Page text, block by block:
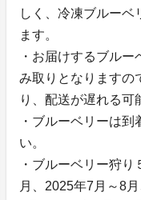
しく、冷凍ブルーベ
ます。
・お届けするブル
み取りとなりますの
り、配送が遅れる可
・ブルーベリーは
い。
・ブルーベリー狩
月、2025年7月～8